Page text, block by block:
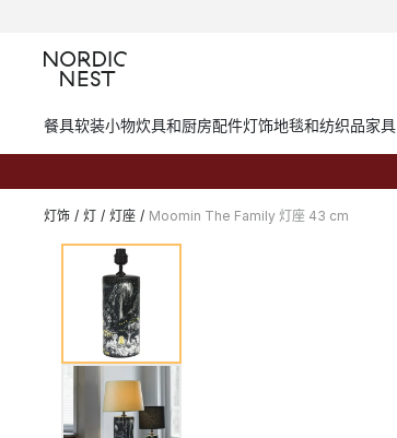
餐具软装小物炊具和厨房配件灯饰地毯和纺织品家具
灯饰 / 灯 / 灯座 / Moomin The Family 灯座 43 cm